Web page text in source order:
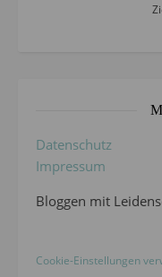
Datenschutz
Impressum
Bloggen mit
Cookie-Einstellungen